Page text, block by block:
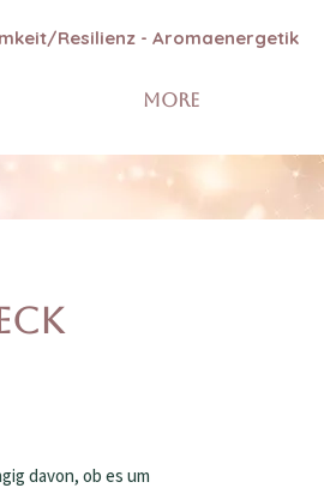
Resilienz - Aromaenergetik
More
davon, ob es um